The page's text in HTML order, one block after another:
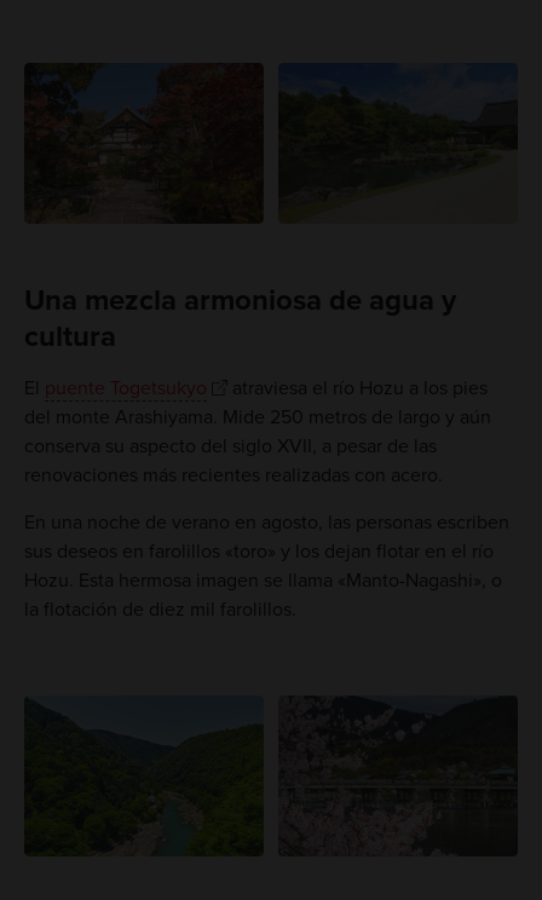
Una mezcla armoniosa de agua y
cultura
El puente Togetsukyo
atraviesa el río Hozu a los pies
del monte Arashiyama. Mide 250 metros de largo y aún
conserva su aspecto del siglo XVII, a pesar de las
renovaciones más recientes realizadas con acero.
En una noche de verano en agosto, las personas escriben
sus deseos en farolillos «toro» y los dejan flotar en el río
Hozu. Esta hermosa imagen se llama «Manto-Nagashi», o
la flotación de diez mil farolillos.